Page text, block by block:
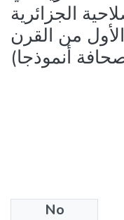
الجزائرية
من القرن
No